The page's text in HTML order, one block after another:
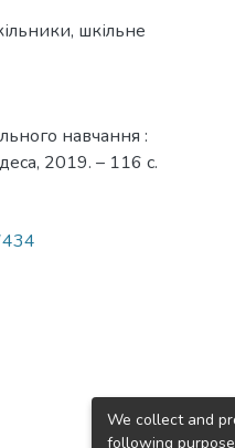
, шкільне
навчання :
2019. – 116 с.
We collect and
following